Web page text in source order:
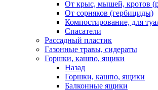
От крыс, мышей, кротов
От сорняков (гербициды)
Компостирование, для
Спасатели
Рассадный пластик
Газонные травы, сидераты
Горшки, кашпо, ящики
Назад
Горшки, кашпо, ящики
Балконные ящики